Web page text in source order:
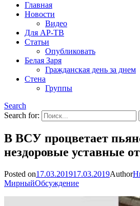
Главная
Новости
Видео
Для АР-ТВ
Статьи
Опубликовать
Белая Заря
Гражданская день за днем
Стена
Группы
Search
Search for:
В ВСУ процветает
нездоровые уставные
Posted on17.03.201917.03.2019Author
МирныйОбсуждение